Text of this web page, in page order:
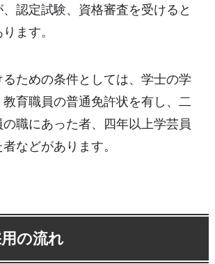
認定試験、資格審査を受けると
ます。
ための条件としては、学士の学
育職員の普通免許状を有し、二
職にあった者、四年以上学芸員
などがあります。
の流れ